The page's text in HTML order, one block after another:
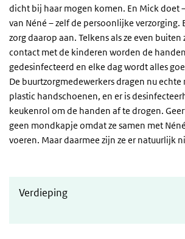
dicht bij haar mogen komen. En Mick doet
van Néné – zelf de persoonlijke verzorging.
zorg daarop aan. Telkens als ze even
contact met de kinderen worden de
gedesinfecteerd en elke dag wordt alles
De buurtzorgmedewerkers dragen nu
plastic handschoenen, en er is
keukenrol om de handen af te drogen.
geen mondkapje omdat ze samen met
voeren. Maar daarmee zijn ze er natuurlijk
Verdieping